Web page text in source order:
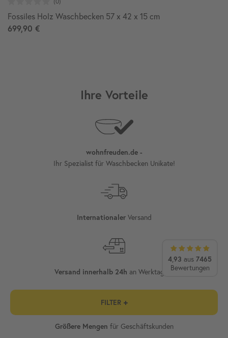
4,93 aus 7465
Bewertungen
Fossiles Holz Waschbecken 57 x 42 x 15 cm
699,90 €
FILTER
Ihre Vorteile
wohnfreuden.de -
Ihr Spezialist für Waschbecken Unikate!
InternationalerVersand
Versand innerhalb 24h an Werktagen¹
Größere Mengen für Geschäftskunden